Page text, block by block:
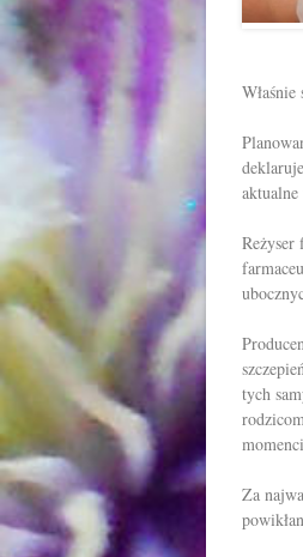
aktualne
Reżyser
tych
Za